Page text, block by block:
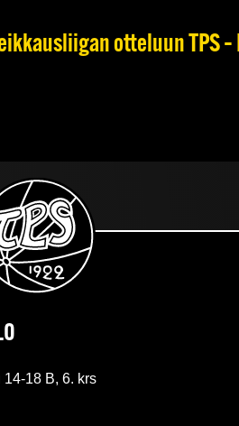
otteluun TPS
18 B, 6. krs